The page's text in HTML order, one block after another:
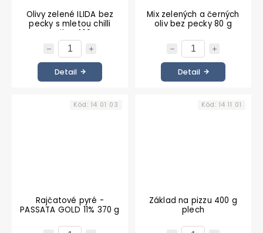
Olivy zelené ILIDA bez
pecky s mletou chilli
paprikou 100 g
Detail
Mix zelených a černých
oliv bez pecky 80 g
Detail
Rajčatové pyré -
PASSATA GOLD 11% 370 g
Kód: 14 01 03
Základ na pizzu 400 g
plech
Kód: 14 11 01